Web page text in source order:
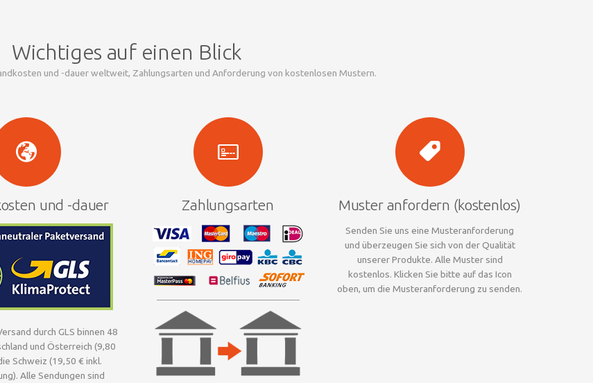
Wichtiges auf einen Blick
und -dauer weltweit, Zahlungsarten und Anforderung von kostenlosen Mustern.
und -dauer
durch GLS binnen 48
und Österreich (9,80
Schweiz (19,50 € inkl.
Alle Sendungen sind
Zahlungsarten Muster anfordern (kostenlos)
Senden Sie uns eine Musteranforderung
und überzeugen Sie sich von der Qualität
unserer Produkte. Alle Muster sind
kostenlos. Klicken Sie bitte auf das Icon
oben, um die Musteranforderung zu senden.